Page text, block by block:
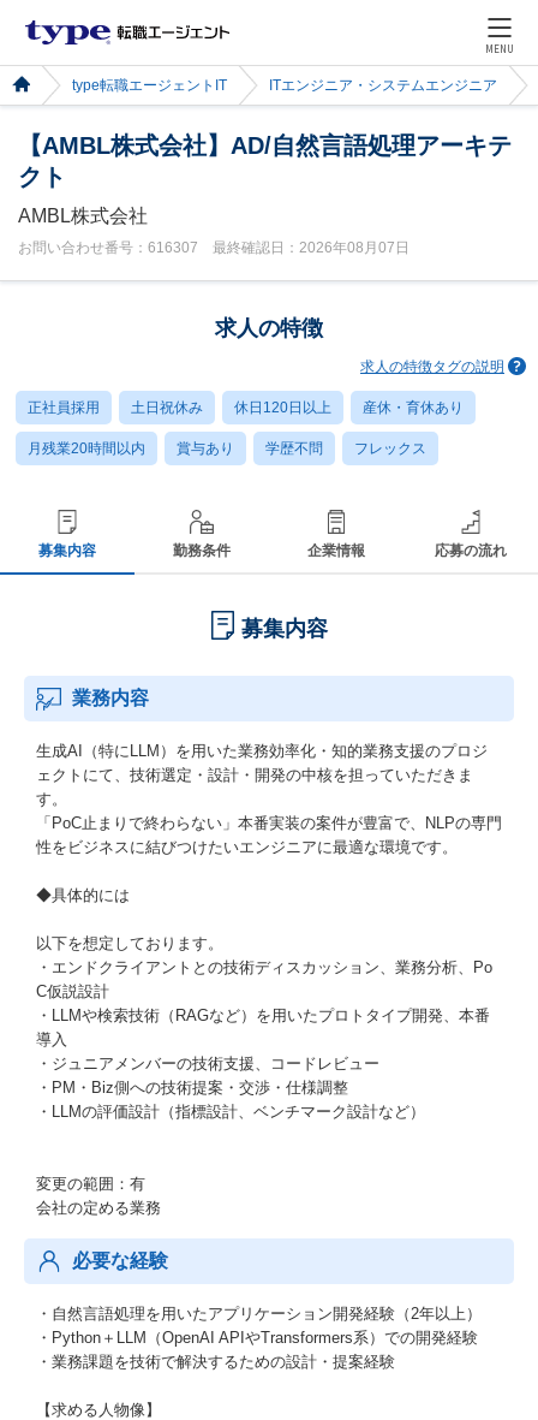
MENU
type転職エージェントIT ITエンジニア・システムエンジニア
【AMBL株式会社】AD/自然言語処理アーキテ
クト
AMBL株式会社
お問い合わせ番号：616307 最終確認日：2026年08月07日
求人の特徴
求人の特徴タグの説明
正社員採用 土日祝休み 休日120日以上 産休・育休あり
月残業20時間以内 賞与あり 学歴不問 フレックス
募集内容 勤務条件 企業情報 応募の流れ
募集内容
業務内容
生成AI（特にLLM）を用いた業務効率化・知的業務支援のプロジ
ェクトにて、技術選定・設計・開発の中核を担っていただきま
す。
「PoC止まりで終わらない」本番実装の案件が豊富で、NLPの専門
性をビジネスに結びつけたいエンジニアに最適な環境です。
◆具体的には
以下を想定しております。
・エンドクライアントとの技術ディスカッション、業務分析、Po
C仮説設計
・LLMや検索技術（RAGなど）を用いたプロトタイプ開発、本番
導入
・ジュニアメンバーの技術支援、コードレビュー
・PM・Biz側への技術提案・交渉・仕様調整
・LLMの評価設計（指標設計、ベンチマーク設計など）
変更の範囲：有
会社の定める業務
必要な経験
・自然言語処理を用いたアプリケーション開発経験（2年以上）
・Python＋LLM（OpenAI APIやTransformers系）での開発経験
・業務課題を技術で解決するための設計・提案経験
【求める人物像】